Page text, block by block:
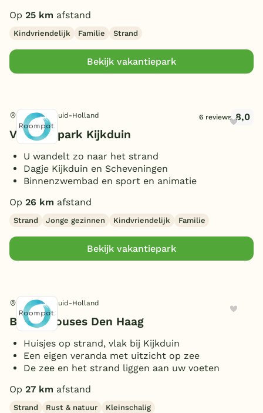
Op 25 km afstand
Kindvriendelijk Familie Strand
Bekijk vakantiepark
Den Haag, Zuid-Holland 6 reviews 8,0
Vakantiepark Kijkduin
U wandelt zo naar het strand
Dagje Kijkduin en Scheveningen
Binnenzwembad en sport en animatie
Op 26 km afstand
Strand Jonge gezinnen Kindvriendelijk Familie
Bekijk vakantiepark
Den Haag, Zuid-Holland
Beach Houses Den Haag
Huisjes op strand, vlak bij Kijkduin
Een eigen veranda met uitzicht op zee
De zee en het strand liggen aan uw voeten
Op 27 km afstand
Strand Rust & natuur Kleinschalig